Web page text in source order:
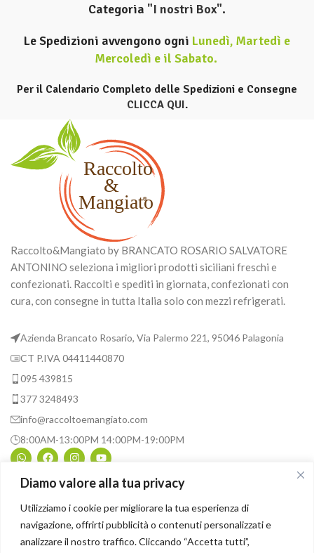
Diamo valore alla tua privacy
Utilizziamo i cookie per migliorare la tua esperienza di
navigazione, offrirti pubblicità o contenuti personalizzati e
analizzare il nostro traffico. Cliccando “Accetta tutti”,
Categoria "I nostri Box".
Le Spedizioni avvengono ogni Lunedì, Martedì e
Mercoledì e il Sabato.
Per il Calendario Completo delle Spedizioni e Consegne
CLICCA QUI.
Raccolto&Mangiato by BRANCATO ROSARIO SALVATORE
ANTONINO seleziona i migliori prodotti siciliani freschi e
confezionati. Raccolti e spediti in giornata, confezionati con
cura, con consegne in tutta Italia solo con mezzi refrigerati.
Azienda Brancato Rosario, Via Palermo 221, 95046 Palagonia
CT P.IVA 04411440870
095 439815
377 3248493
info@raccoltoemangiato.com
8:00AM-13:00PM 14:00PM-19:00PM
ASSISTENZA